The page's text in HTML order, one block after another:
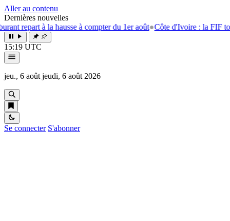
Aller au contenu
Dernières nouvelles
à la hausse à compter du 1er août●Côte d'Ivoire : la FIF tourne la
15:19 UTC
jeu., 6 août jeudi, 6 août 2026
Se connecter S'abonner